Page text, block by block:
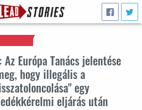
Európa Tanács jelentése
hogy illegális a
egy
eljárás után